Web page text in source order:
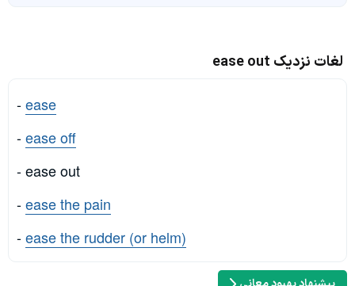
لغات نزدیک ease out
-ease
-ease off
- ease out
-ease the pain
-ease the rudder (or helm)